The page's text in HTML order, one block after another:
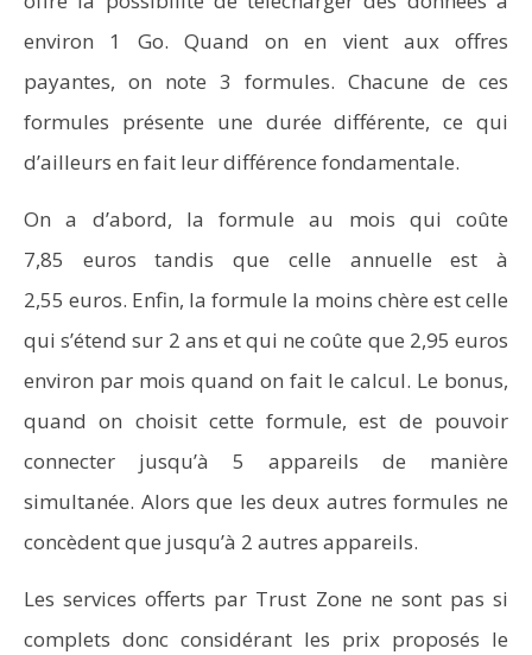
environ 1 Go. Quand on en vient aux offres
payantes, on note 3 formules. Chacune de ces
formules présente une durée différente, ce qui
d’ailleurs en fait leur différence fondamentale.
On a d’abord, la formule au mois qui coûte
7,85 euros tandis que celle annuelle est à
2,55 euros. Enfin, la formule la moins chère est celle
qui s’étend sur 2 ans et qui ne coûte que 2,95 euros
environ par mois quand on fait le calcul. Le bonus,
quand on choisit cette formule, est de pouvoir
connecter jusqu’à 5 appareils de manière
simultanée. Alors que les deux autres formules ne
concèdent que jusqu’à 2 autres appareils.
Les services offerts par Trust Zone ne sont pas si
complets donc considérant les prix proposés le